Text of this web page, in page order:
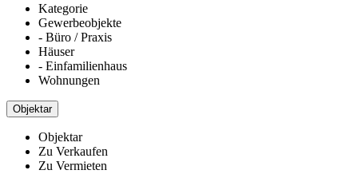
Kategorie
Gewerbeobjekte
- Büro / Praxis
Häuser
- Einfamilienhaus
Wohnungen
Objektar
Objektar
Zu Verkaufen
Zu Vermieten